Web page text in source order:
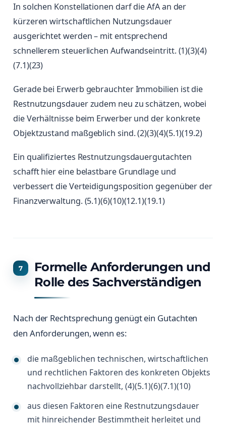
In solchen Konstellationen darf die AfA an der
kürzeren wirtschaftlichen Nutzungsdauer
ausgerichtet werden – mit entsprechend
schnellerem steuerlichen Aufwandseintritt. (1)(3)(4)
(7.1)(23)
Gerade bei Erwerb gebrauchter Immobilien ist die
Restnutzungsdauer zudem neu zu schätzen, wobei
die Verhältnisse beim Erwerber und der konkrete
Objektzustand maßgeblich sind. (2)(3)(4)(5.1)(19.2)
Ein qualifiziertes Restnutzungsdauergutachten
schafft hier eine belastbare Grundlage und
verbessert die Verteidigungsposition gegenüber der
Finanzverwaltung. (5.1)(6)(10)(12.1)(19.1)
Formelle Anforderungen und
Rolle des Sachverständigen
Nach der Rechtsprechung genügt ein Gutachten
den Anforderungen, wenn es:
die maßgeblichen technischen, wirtschaftlichen
und rechtlichen Faktoren des konkreten Objekts
nachvollziehbar darstellt, (4)(5.1)(6)(7.1)(10)
aus diesen Faktoren eine Restnutzungsdauer
mit hinreichender Bestimmtheit herleitet und